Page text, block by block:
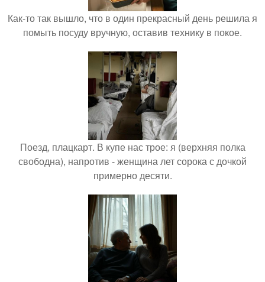
Как-то так вышло, что в один прекрасный день решила я
помыть посуду вручную, оставив технику в покое.
Поезд, плацкарт. В купе нас трое: я (верхняя полка
свободна), напротив - женщина лет сорока с дочкой
примерно десяти.